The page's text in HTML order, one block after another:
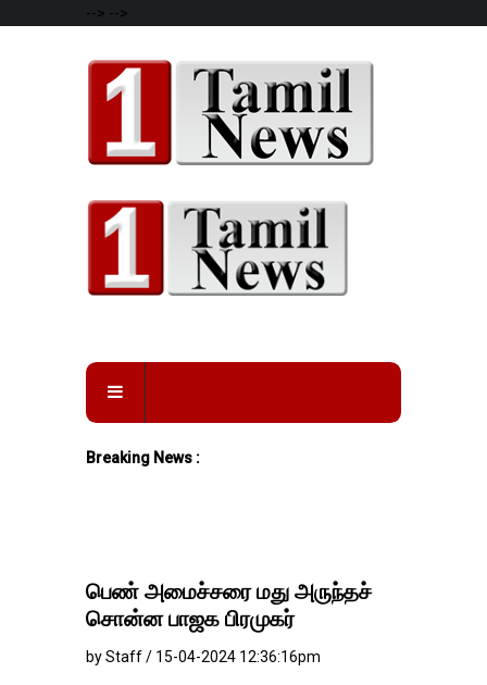
--> -->
Breaking News :
பெண் அமைச்சரை மது அருந்தச்
சொன்ன பாஜக பிரமுகர்
by Staff / 15-04-2024 12:36:16pm